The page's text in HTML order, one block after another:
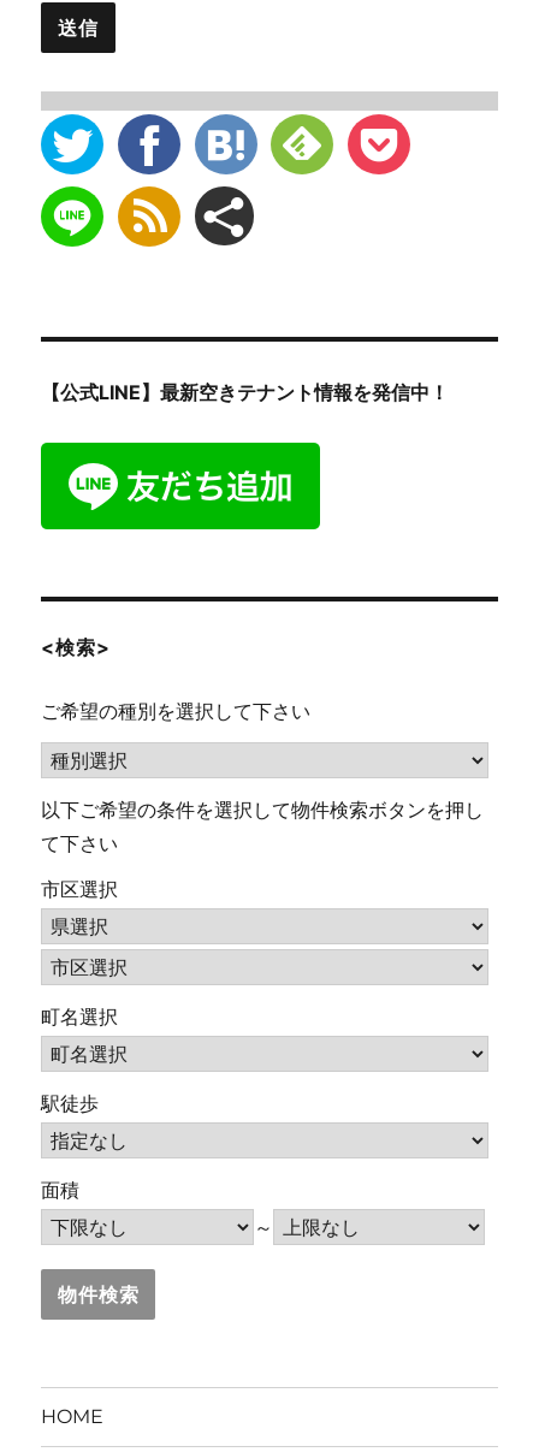
【公式LINE】最新空きテナント情報を発信中！
<検索>
ご希望の種別を選択して下さい
以下ご希望の条件を選択して物件検索ボタンを押し
て下さい
市区選択
町名選択
駅徒歩
面積
～
HOME